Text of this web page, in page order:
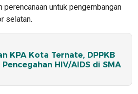
perencanaan untuk pengembangan
selatan.
KPA Kota Ternate, DPPKB
HIV/AIDS di SMA